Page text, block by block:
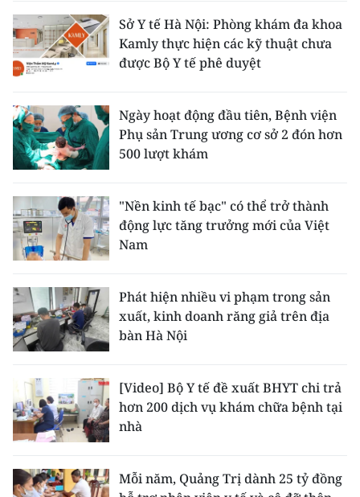
Sở Y tế Hà Nội: Phòng khám đa khoa
Kamly thực hiện các kỹ thuật chưa
được Bộ Y tế phê duyệt
Ngày hoạt động đầu tiên, Bệnh viện
Phụ sản Trung ương cơ sở 2 đón hơn
500 lượt khám
"Nền kinh tế bạc" có thể trở thành
động lực tăng trưởng mới của Việt
Nam
Phát hiện nhiều vi phạm trong sản
xuất, kinh doanh răng giả trên địa
bàn Hà Nội
[Video] Bộ Y tế đề xuất BHYT chi trả
hơn 200 dịch vụ khám chữa bệnh tại
nhà
Mỗi năm, Quảng Trị dành 25 tỷ đồng